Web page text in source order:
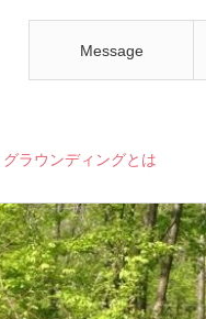
Message
グラウンディングとは